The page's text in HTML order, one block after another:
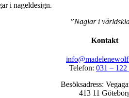
i nageldesign.
”Naglar i
Kontakt
Telefon: 031 – 122
Besöksadress:
413 11